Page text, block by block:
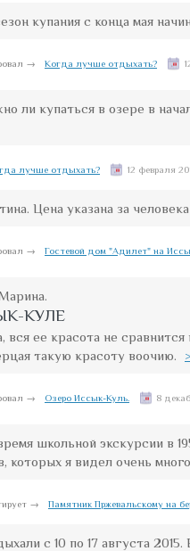
купания с конца мая
→ Когда лучше отдыхать?
ли купаться в озере в
лучше отдыхать? 12 февраля
Цена указана за
→ Гостевой дом "Адилет" на
КУЛЕ
вся ее красота не
такую красоту воочию.
→ Озеро Иссык-Куль. 8
школьной экскурсии в
которых я видел очень
→ Памятник Пржевальскому на
с 10 по 17 августа